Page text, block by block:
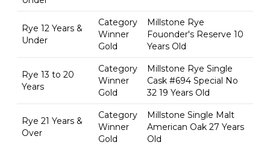
Rye 12 Years &
Under
Category
Winner
Gold
Millstone Rye
Fouonder's Reserve 10
Years Old
Rye 13 to 20
Years
Category
Winner
Gold
Millstone Rye Single
Cask #694 Special No
32 19 Years Old
Rye 21 Years &
Over
Category
Winner
Gold
Millstone Single Malt
American Oak 27 Years
Old